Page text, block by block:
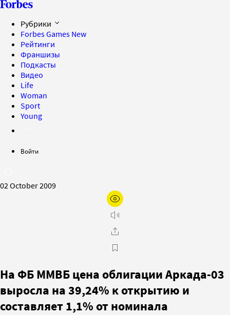
Рубрики
Forbes Games New
Рейтинги
Франшизы
Подкасты
Видео
Life
Woman
Sport
Young
Войти
02 October 2009
На ФБ ММВБ цена облигации Аркада-03
выросла на 39,24% к открытию и
составляет 1,1% от номинала